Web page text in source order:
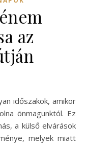
az
önmagunktól. Ez
a külső elvárások
melyek miatt